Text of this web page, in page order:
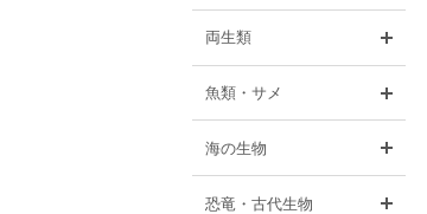
両生類
魚類・サメ
海の生物
恐竜・古代生物